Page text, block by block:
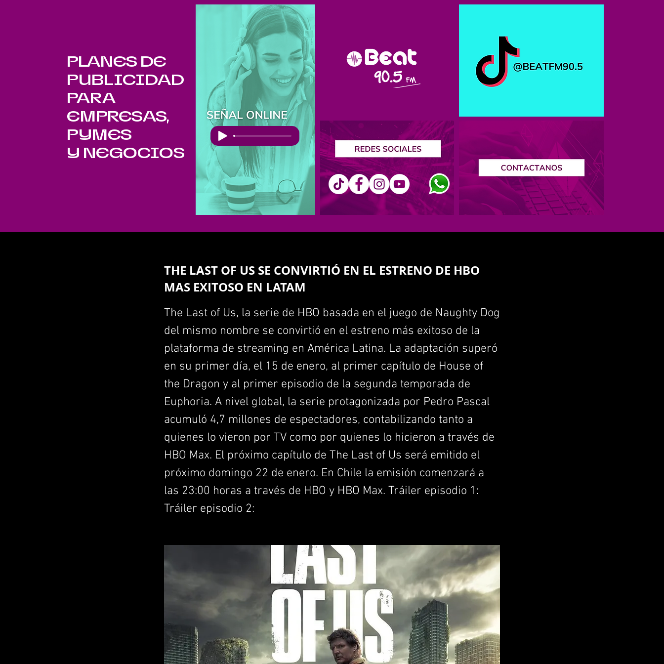
PLANES DE
PUBLICIDAD
PARA
EMPRESAS,
PYMES
Y NEGOCIOS
THE LAST OF US SE CONVIRTIÓ EN EL ESTRENO DE HBO
MAS EXITOSO EN LATAM
The Last of Us, la serie de HBO basada en el juego de Naughty Dog
del mismo nombre se convirtió en el estreno más exitoso de la
plataforma de streaming en América Latina. La adaptación superó
en su primer día, el 15 de enero, al primer capítulo de House of
the Dragon y al primer episodio de la segunda temporada de
Euphoria. A nivel global, la serie protagonizada por Pedro Pascal
acumuló 4,7 millones de espectadores, contabilizando tanto a
quienes lo vieron por TV como por quienes lo hicieron a través de
HBO Max. El próximo capítulo de The Last of Us será emitido el
próximo domingo 22 de enero. En Chile la emisión comenzará a
las 23:00 horas a través de HBO y HBO Max. Tráiler episodio 1:
Tráiler episodio 2: